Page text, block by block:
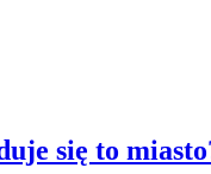
się to